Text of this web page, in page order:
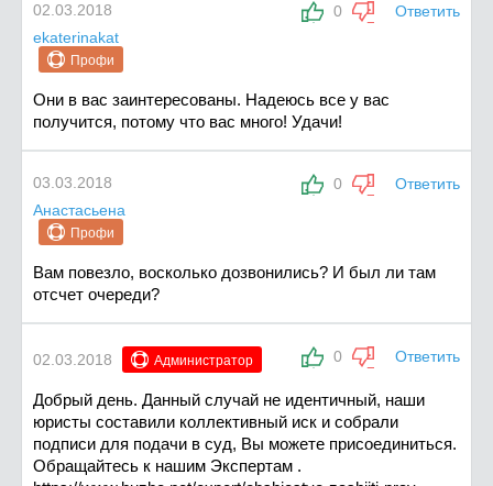
0 Ответить
02.03.2018
ekaterinakat
Профи
Они в вас заинтересованы. Надеюсь все у вас
получится, потому что вас много! Удачи!
0 Ответить
03.03.2018
Анастасьена
Профи
Вам повезло, восколько дозвонились? И был ли там
отсчет очереди?
0 Ответить
02.03.2018 Администратор
Добрый день. Данный случай не идентичный, наши
юристы составили коллективный иск и собрали
подписи для подачи в суд, Вы можете присоединиться.
Обращайтесь к нашим Экспертам .